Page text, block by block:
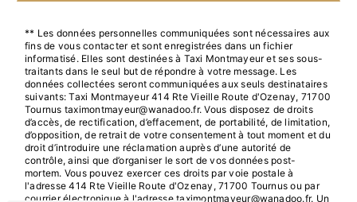
** Les données personnelles communiquées sont nécessaires aux
fins de vous contacter et sont enregistrées dans un fichier
informatisé. Elles sont destinées à Taxi Montmayeur et ses sous-
traitants dans le seul but de répondre à votre message. Les
données collectées seront communiquées aux seuls destinataires
suivants: Taxi Montmayeur 414 Rte Vieille Route d'Ozenay, 71700
Tournus taximontmayeur@wanadoo.fr. Vous disposez de droits
d’accès, de rectification, d’effacement, de portabilité, de limitation,
d’opposition, de retrait de votre consentement à tout moment et du
droit d’introduire une réclamation auprès d’une autorité de
contrôle, ainsi que d’organiser le sort de vos données post-
mortem. Vous pouvez exercer ces droits par voie postale à
l'adresse 414 Rte Vieille Route d'Ozenay, 71700 Tournus ou par
courrier électronique à l'adresse taximontmayeur@wanadoo.fr. Un